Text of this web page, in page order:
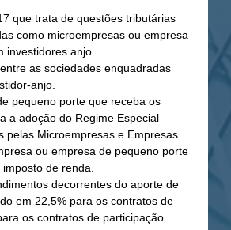
que trata de questões tributárias
como microempresas ou empresa
investidores anjo.
as sociedades enquadradas
anjo.
pequeno porte que receba os
a adoção do Regime Especial
pelas Microempresas e Empresas
ou empresa de pequeno porte
de renda.
em 22,5% para os contratos de
os contratos de participação